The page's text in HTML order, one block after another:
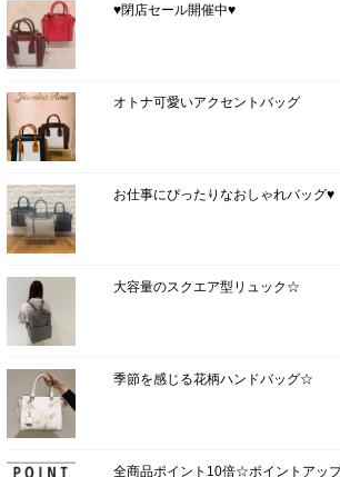
♥閉店セール開催中♥
オトナ可愛いアクセントバッグ
お仕事にぴったりなおしゃれバッグ♥
大容量のスクエア型リュック☆
季節を感じる花柄ハンドバッグ☆
全商品ポイント10倍☆ポイントアッ